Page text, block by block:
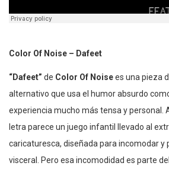
Color Of Noise – Dafeet
“Dafeet” de Color Of Noisees una pieza
alternativo que usa el humor absurdo
experiencia mucho más tensa y personal.
letra parece un juego infantil llevado al
caricaturesca, diseñada para incomodar y
visceral. Pero esa incomodidad es parte